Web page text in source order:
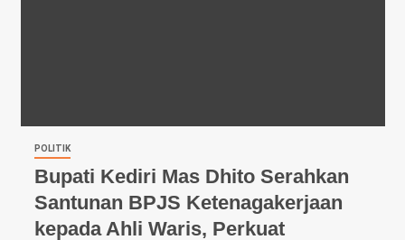
POLITIK
Bupati Kediri Mas Dhito Serahkan
Santunan BPJS Ketenagakerjaan
kepada Ahli Waris, Perkuat